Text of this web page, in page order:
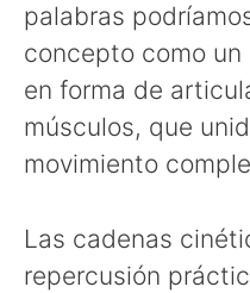
palabras
concepto como
en forma de
músculos, que
movimiento
Las cadenas
repercusión